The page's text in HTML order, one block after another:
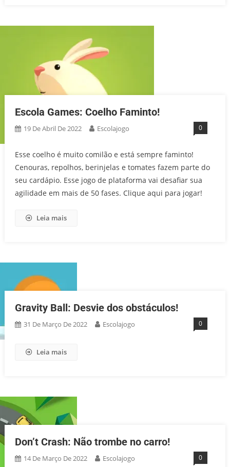
Escola Games: Coelho Faminto!
19 De Abril De 2022 Escolajogo 0
Esse coelho é muito comilão e está sempre faminto!
Cenouras, repolhos, berinjelas e tomates fazem parte do
seu cardápio. Esse jogo de plataforma vai desafiar sua
agilidade em mais de 50 fases. Clique aqui para jogar!
Leia mais
Gravity Ball: Desvie dos obstáculos!
31 De Março De 2022 Escolajogo 0
Leia mais
Don’t Crash: Não trombe no carro!
14 De Março De 2022 Escolajogo 0